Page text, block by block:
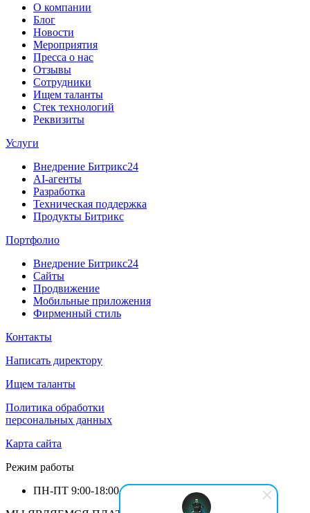
О компании
Блог
Новости
Мероприятия
Пресса о нас
Отзывы
Сотрудники
Ищем таланты
Стек технологий
Реквизиты
Услуги
Внедрение Битрикс24
AI-агенты
Разработка
Техническая поддержка
Продукты Битрикс
Портфолио
Внедрение Битрикс24
Сайты
Продвижение
Мобильные приложения
Фирменный стиль
Контакты
Написать директору
Ищем таланты
Политика обработки
персональных данных
Карта сайта
Режим работы
ПН-ПТ 9:00-18:00